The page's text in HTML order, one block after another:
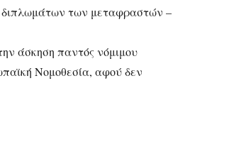
διπλωμάτων των μεταφραστών –
άσκηση παντός νόμιμου
Νομοθεσία, αφού δεν